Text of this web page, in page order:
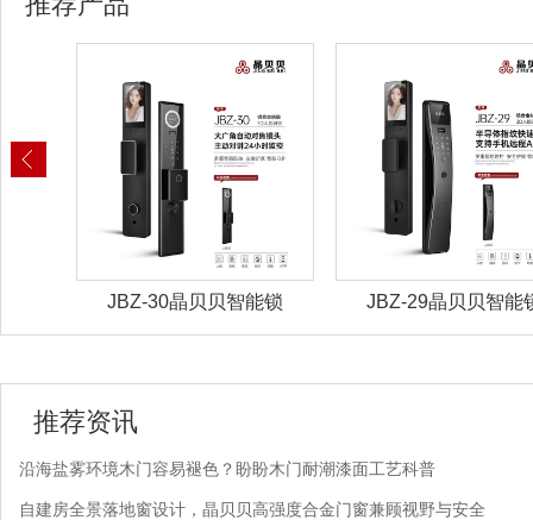
JBZ-30晶贝贝智能锁 JBZ-29晶贝贝智能
推荐资讯
沿海盐雾环境木门容易褪色？盼盼木门耐潮漆面工艺科普
自建房全景落地窗设计，晶贝贝高强度合金门窗兼顾视野与安全